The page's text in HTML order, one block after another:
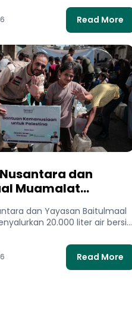
Read More
dan
Muamalat
Utara
dan Yayasan Baitulmaal
20.000 liter air bersih
Read More